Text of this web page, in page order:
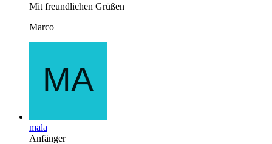
Mit freundlichen Grüßen
Marco
mala
Anfänger